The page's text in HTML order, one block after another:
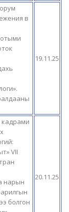
в
19.11.25
VII
нарын
болгон
20.11.25